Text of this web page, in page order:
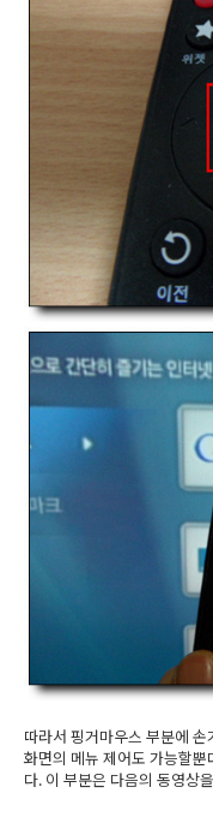
따라서 핑거마우스 부분에
화면의 메뉴 제어도 가능할
다. 이 부분은 다음의 동영상